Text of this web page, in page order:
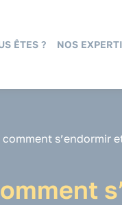
ÊTES ? NOS
comment s’endormir